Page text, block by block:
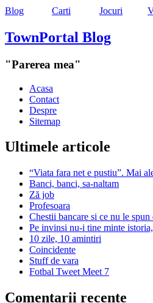
Blog Carti Jocuri
TownPortal Blog
"Parerea mea"
Acasa
Contact
Despre
Sitemap
Ultimele articole
“Viata fara net e pustiu”. Mai
Banci, banci, sa-naltam
Ză job
Profesoara
Chestii bancare si ce nu le
Pe invinsi nu-i tine minte
10 zile, 10 amintiri
Coincidente
Stuff de vara
Fotbal Tweet Meet 7
Comentarii recente